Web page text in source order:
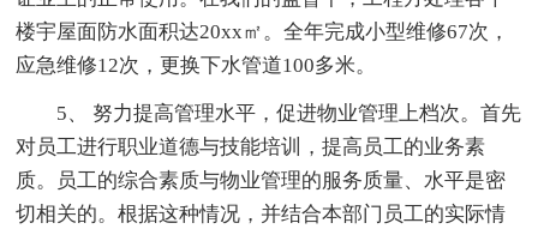
楼宇屋面防水面积达20xx㎡。全年完成小型维修67次，
应急维修12次，更换下水管道100多米。
5、 努力提高管理水平，促进物业管理上档次。首先
对员工进行职业道德与技能培训，提高员工的业务素
质。员工的综合素质与物业管理的服务质量、水平是密
切相关的。根据这种情况，并结合本部门员工的实际情